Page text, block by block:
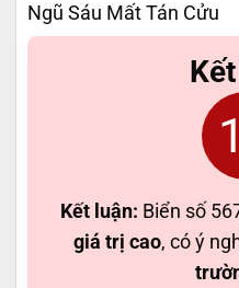
Ngũ Sáu Mất Tán Cửu
Kết luận: Biển số
giá trị cao, có ý